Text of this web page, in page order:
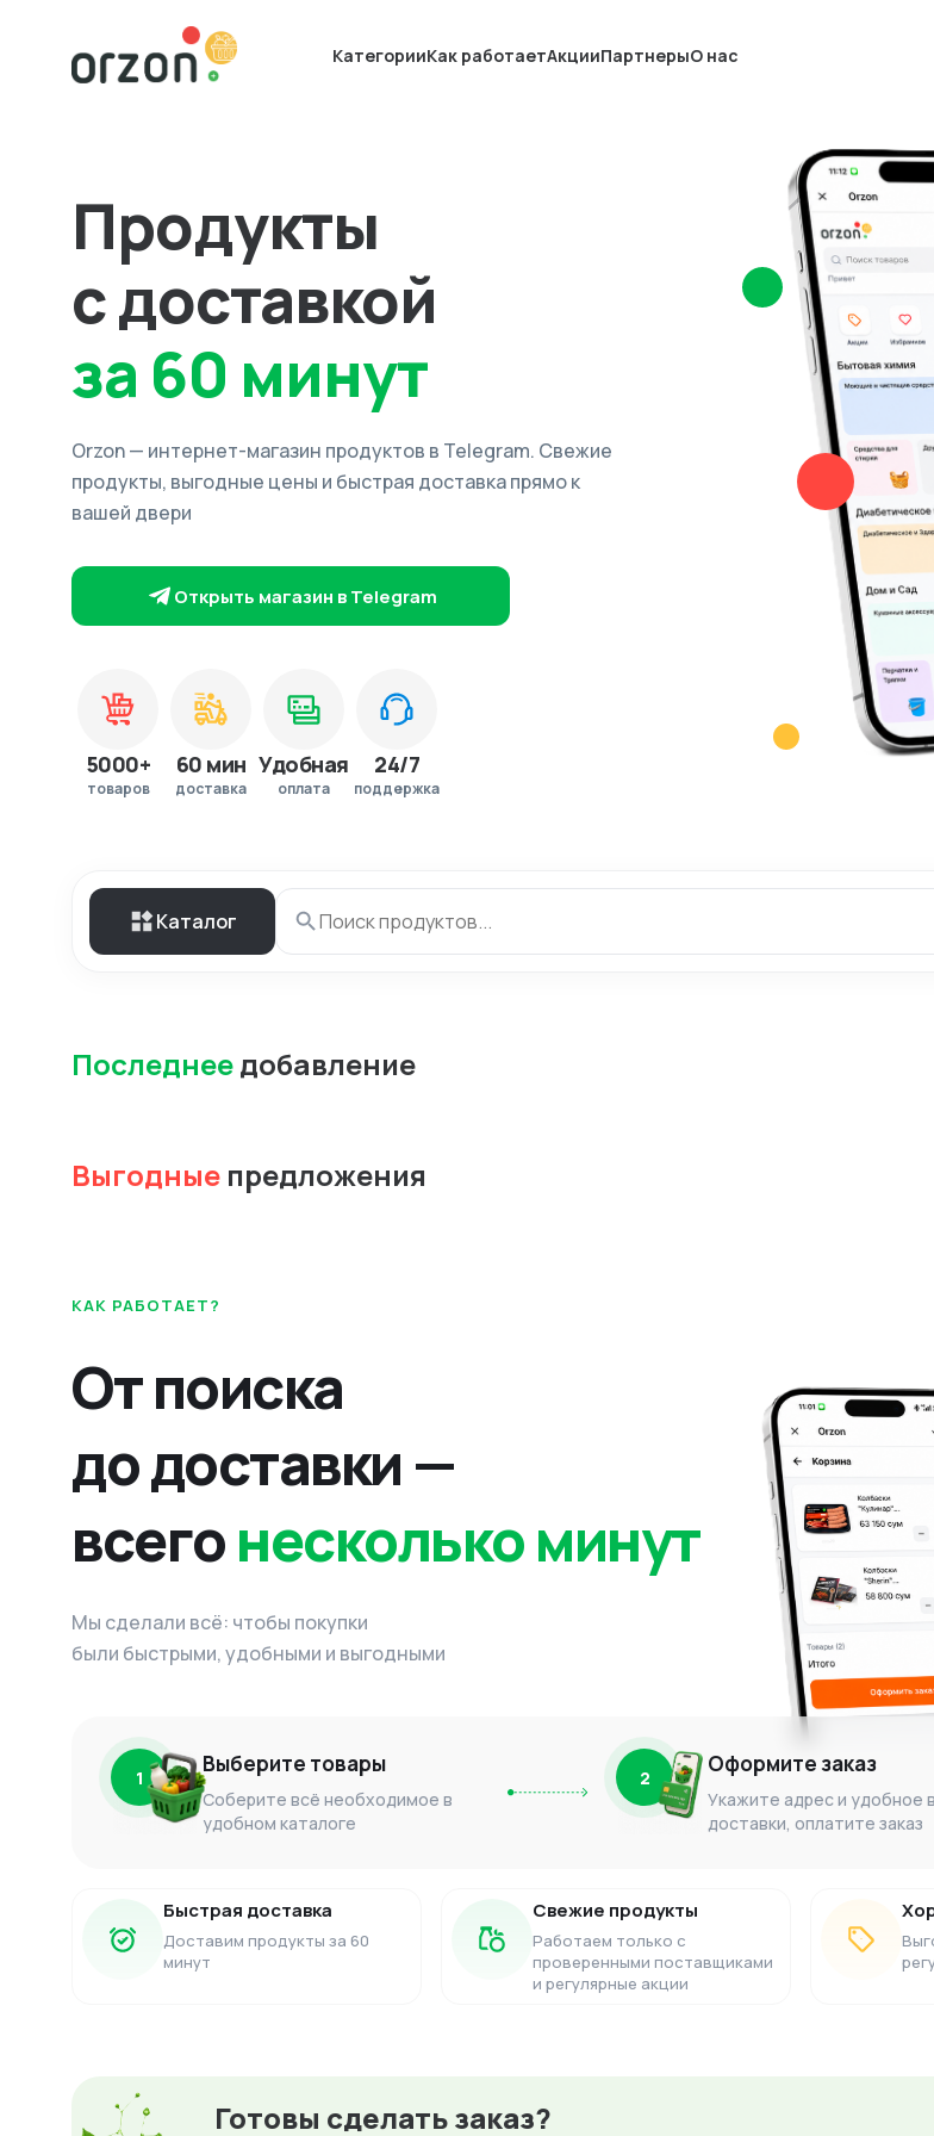
КатегорииКак работаетАкцииПартнерыО нас
Продукты
с доставкой
за 60 минут
Orzon — интернет-магазин продуктов в Telegram. Свежие
продукты, выгодные цены и быстрая доставка прямо к
вашей двери
Открыть магазин в Telegram
5000+
товаров
60 мин
доставка
Удобная
оплата
24/7
поддержка
Каталог
Последнеедобавление
Выгодные предложения
КАК РАБОТАЕТ?
От поиска
до доставки —
всегонесколько минут
Мы сделали всё: чтобы покупки
были быстрыми, удобными и выгодными
1 Выберите товары
Соберите всё необходимое в
удобном каталоге
2 Оформите заказ
Укажите адрес и удобное
доставки, оплатите заказ
Быстрая доставка
Доставим продукты за 60
минут
Свежие продукты
Работаем только с
проверенными поставщиками
и регулярные акции
Готовы сделать заказ?